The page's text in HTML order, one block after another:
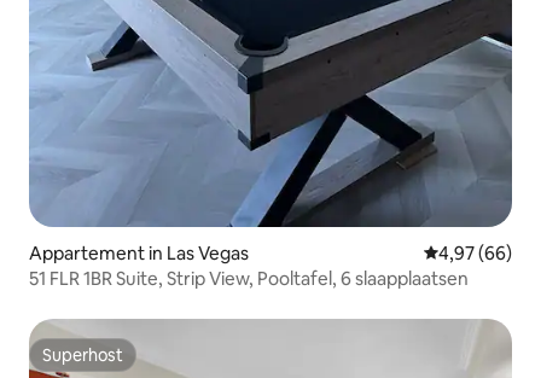
Appartement in Las Vegas Gemiddelde
4,97 (66)
51 FLR 1BR Suite, Strip View, Pooltafel, 6 slaapplaatsen
Superhost
Superhost